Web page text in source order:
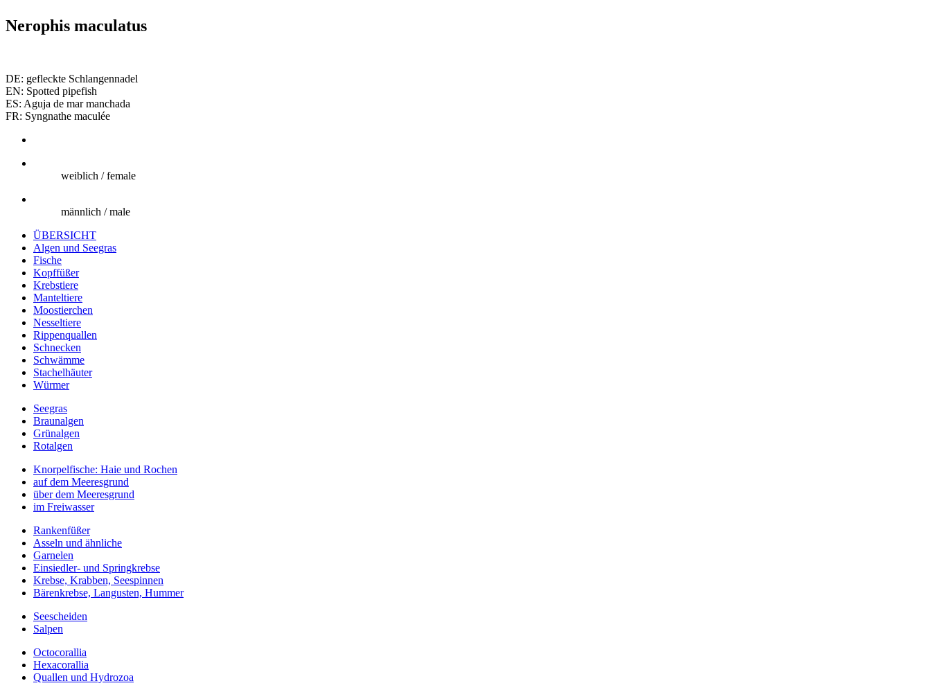
Nerophis maculatus
DE: gefleckte Schlangennadel
EN: Spotted pipefish
ES: Aguja de mar manchada
FR: Syngnathe maculée
weiblich / female
männlich / male
ÜBERSICHT
Algen und Seegras
Fische
Kopffüßer
Krebstiere
Manteltiere
Moostierchen
Nesseltiere
Rippenquallen
Schnecken
Schwämme
Stachelhäuter
Würmer
Seegras
Braunalgen
Grünalgen
Rotalgen
Knorpelfische: Haie und Rochen
auf dem Meeresgrund
über dem Meeresgrund
im Freiwasser
Rankenfüßer
Asseln und ähnliche
Garnelen
Einsiedler- und Springkrebse
Krebse, Krabben, Seespinnen
Bärenkrebse, Langusten, Hummer
Seescheiden
Salpen
Octocorallia
Hexacorallia
Quallen und Hydrozoa